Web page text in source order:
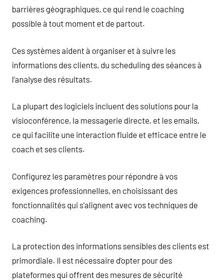
barrières géographiques, ce qui rend le coaching
possible à tout moment et de partout.
Ces systèmes aident à organiser et à suivre les
informations des clients, du scheduling des séances à
l’analyse des résultats.
La plupart des logiciels incluent des solutions pour la
visioconférence, la messagerie directe, et les emails,
ce qui facilite une interaction fluide et efficace entre le
coach et ses clients.
Configurez les paramètres pour répondre à vos
exigences professionnelles, en choisissant des
fonctionnalités qui s’alignent avec vos techniques de
coaching.
La protection des informations sensibles des clients est
primordiale. Il est nécessaire d’opter pour des
plateformes qui offrent des mesures de sécurité